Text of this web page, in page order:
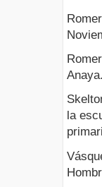
Anaya.
la